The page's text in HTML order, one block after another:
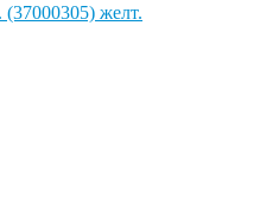
желт.